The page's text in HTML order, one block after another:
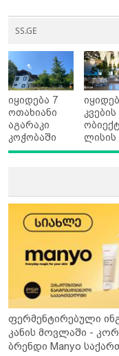
SS.GE
იყიდება 7
ოთახიანი
აგარაკი
კოჭობაში
კვების
ლისის
ფერმენტირებული
კანის მოვლაში -
ბრენდი Manyo